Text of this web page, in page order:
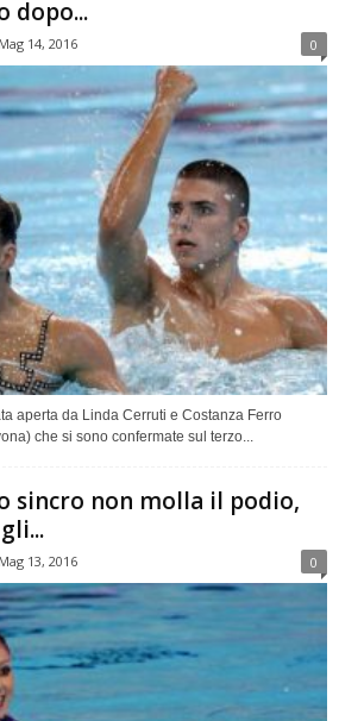
dopo...
Mag 14, 2016 0
aperta da Linda Cerruti e Costanza Ferro
che si sono confermate sul terzo...
sincro non molla il podio,
Mag 13, 2016 0